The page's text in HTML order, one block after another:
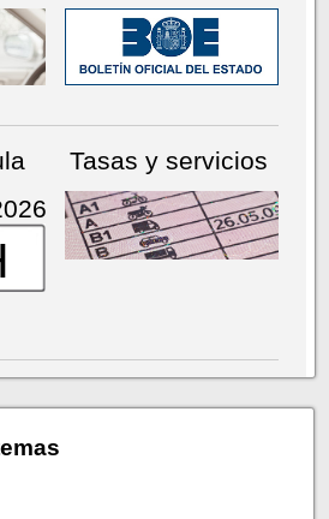
Tasas y servicios